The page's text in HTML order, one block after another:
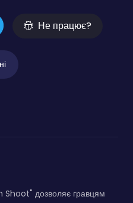
Не працює?
дозволяє гравцям